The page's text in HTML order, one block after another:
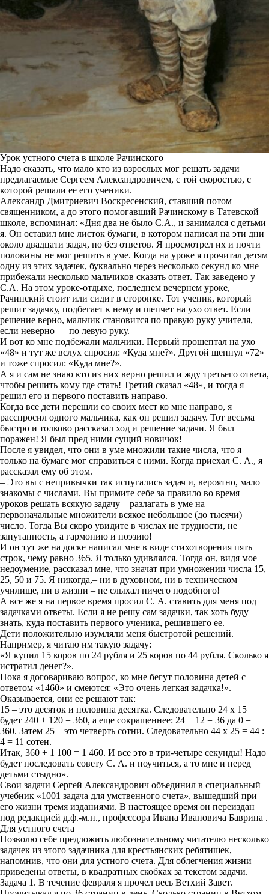
Урок устного счета в школе Рачинского
Надо сказать, что мало кто из взрослых мог решать задачи
предлагаемые Сергеем Александровичем, с той скоростью, с
которой решали ее его ученики.
Александр Дмитриевич Воскресенский, ставший потом
священником, а до этого помогавший Рачинскому в Татевской
школе, вспоминал: «Дня два не было С.А., и занимался с детьми
я. Он оставил мне листок бумаги, в котором написал на эти дни
около двадцати задач, но без ответов. Я просмотрел их и почти
половины не мог решить в уме. Когда на уроке я прочитал детям
одну из этих задачек, буквально через несколько секунд ко мне
прибежали несколько мальчиков сказать ответ. Так заведено у
С.А. На этом уроке-отдыхе, последнем вечернем уроке,
Рачинский стоит или сидит в сторонке. Тот ученик, который
решит задачку, подбегает к нему и шепчет на ухо ответ. Если
решение верно, мальчик становится по правую руку учителя,
если неверно — по левую руку.
И вот ко мне подбежали мальчики. Первый прошептал на ухо
«48» и тут же вслух спросил: «Куда мне?». Другой шепнул «72»
и тоже спросил: «Куда мне?».
А я и сам не знаю кто из них верно решил и жду третьего ответа,
чтобы решить кому где стать! Третий сказал «48», и тогда я
решил его и первого поставить направо.
Когда все дети перешли со своих мест ко мне направо, я
расспросил одного мальчика, как он решил задачу. Тот весьма
быстро и толково рассказал ход и решение задачи. Я был
поражен! Я был пред ними сущий новичок!
После я увидел, что они в уме множили такие числа, что я
только на бумаге мог справиться с ними. Когда приехал С. А., я
рассказал ему об этом.
– Это вы с непривычки так испугались задач и, вероятно, мало
знакомы с числами. Вы примите себе за правило во время
уроков решать всякую задачу – разлагать в уме на
первоначальные множители всякое небольшое (до тысячи)
число. Тогда Вы скоро увидите в числах не трудности, не
запутанность, а гармонию и поэзию!
И он тут же на доске написал мне в виде стихотворения пять
строк, чему равно 365. Я только удивлялся. Тогда он, видя мое
недоумение, рассказал мне, что значат при умножении числа 15,
25, 50 и 75. Я никогда,– ни в духовном, ни в техническом
училище, ни в жизни – не слыхал ничего подобного!
А все же я на первое время просил С. А. ставить для меня под
задачками ответы. Если я не решу сам задачки, так хоть буду
знать, куда поставить первого ученика, решившего ее.
Дети положительно изумляли меня быстротой решений.
Например, я читаю им такую задачу:
«Я купил 15 коров по 24 рубля и 25 коров по 44 рубля. Сколько я
истратил денег?».
Пока я договариваю вопрос, ко мне бегут половина детей с
ответом «1460» и смеются: «Это очень легкая задачка!».
Оказывается, они ее решают так:
15 – это десяток и половина десятка. Следовательно 24 х 15
будет 240 + 120 = 360, а еще сокращеннее: 24 + 12 = 36 да 0 =
360. Затем 25 – это четверть сотни. Следовательно 44 х 25 = 44 :
4 = 11 сотен.
Итак, 360 + 1 100 = 1 460. И все это в три-четыре секунды! Надо
будет последовать совету С. А. и поучиться, а то мне и перед
детьми стыдно».
Свои задачи Сергей Александрович объединил в специальный
учебник «1001 задача для умственного счета», вышедший при
его жизни тремя изданиями. В настоящее время он переиздан
под редакцией д.ф.-м.н., профессора Ивана Ивановича Баврина .
Для устного счета
Позволю себе предложить любознательному читателю несколько
задачек из этого задачника для крестьянских ребятишек,
напомнив, что они для устного счета. Для облегчения жизни
приведены ответы, в квадратных скобках за текстом задачи.
Задача 1. В течение февраля я прочел весь Ветхий Завет.